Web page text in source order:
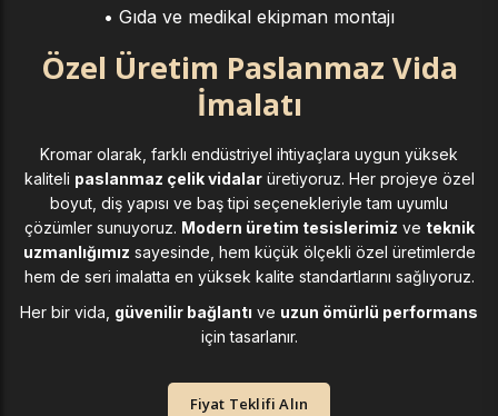
• Gıda ve medikal ekipman montajı
Özel Üretim Paslanmaz Vida
İmalatı
Kromar olarak, farklı endüstriyel ihtiyaçlara uygun yüksek
kaliteli paslanmaz çelik vidalarüretiyoruz. Her projeye özel
boyut, diş yapısı ve baş tipi seçenekleriyle tam uyumlu
çözümler sunuyoruz. Modern üretim tesislerimiz ve teknik
uzmanlığımız sayesinde, hem küçük ölçekli özel üretimlerde
hem de seri imalatta en yüksek kalite standartlarını sağlıyoruz.
Her bir vida, güvenilir bağlantı ve uzun ömürlü performans
için tasarlanır.
Fiyat Teklifi Alın